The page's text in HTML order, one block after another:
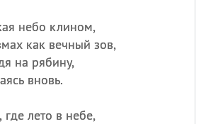
небо клином,
как вечный зов,
на рябину,
вновь.
где лето в небе,